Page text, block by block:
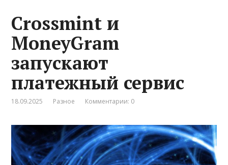
Crossmint и
MoneyGram
запускают
платежный сервис
18.09.2025 Разное Комментарии: 0